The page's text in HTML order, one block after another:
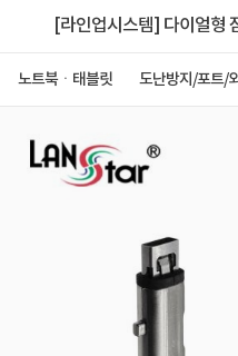
[라인업시스템] 다이얼형
노트북ㆍ태블릿
도난방지/포트/